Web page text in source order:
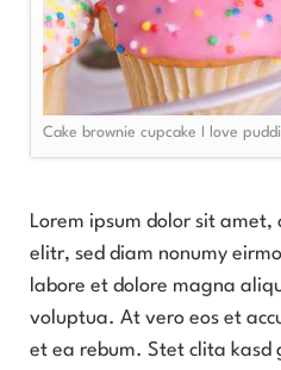
Cake brownie cupcake I love
Lorem ipsum dolor sit amet,
elitr, sed diam nonumy
labore et dolore magna
voluptua. At vero eos et
et ea rebum. Stet clita kasd